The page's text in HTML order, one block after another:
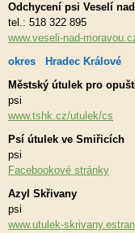
Odchycení psi Veselí
tel.: 518 322 895
www.veseli-nad-
okres Hradec Králové
Městský útulek pro
psi
www.tshk.cz/utulek/cs
Psí útulek ve Smiřicích
psi
Facebookové stránky
Azyl Skřivany
psi
www.utulek-